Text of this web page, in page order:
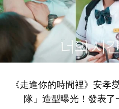
《走進你的時間裡》安孝
隊」造型曝光！發表